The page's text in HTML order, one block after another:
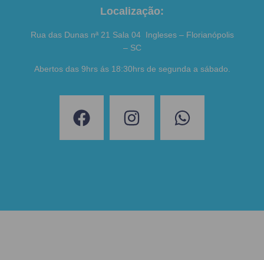
Localização:
Rua das Dunas nª 21 Sala 04 Ingleses – Florianópolis
– SC
Abertos das 9hrs ás 18:30hrs de segunda a sábado.